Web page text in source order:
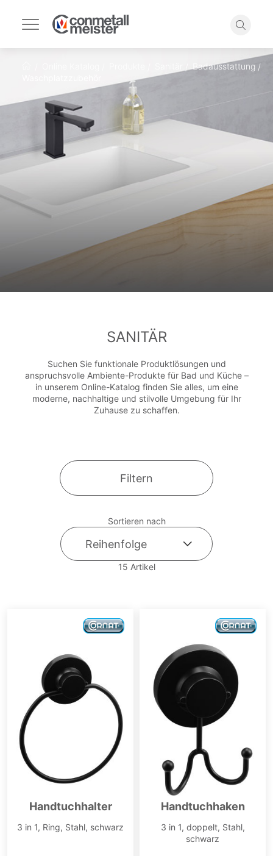
Navigation
umschalten
Suche
Badausstattung
SANITÄR
Suchen Sie funktionale Produktlösungen und
anspruchsvolle Ambiente-Produkte für Bad und Küche –
in unserem Online-Katalog finden Sie alles, um eine
moderne, nachhaltige und stilvolle Umgebung für Ihr
Zuhause zu schaffen.
15 Artikel
Sortieren nach
Handtuchhalter
3 in 1, Ring, Stahl, schwarz
Handtuchhaken
3 in 1, doppelt, Stahl,
schwarz
Filtern